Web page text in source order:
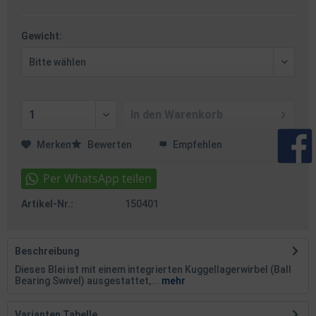
Gewicht:
Merken Bewerten Empfehlen
Artikel-Nr.: 150401
Beschreibung
Dieses Blei ist mit einem integrierten Kuggellagerwirbel (Ball
Bearing Swivel) ausgestattet,...
mehr